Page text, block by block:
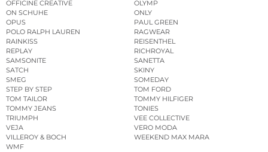
OFFICINE CREATIVE
OLYMP
ON SCHUHE
ONLY
OPUS
PAUL GREEN
POLO RALPH LAUREN
RAGWEAR
RAINKISS
REISENTHEL
REPLAY
RICHROYAL
SAMSONITE
SANETTA
SATCH
SKINY
SMEG
SOMEDAY
STEP BY STEP
TOM FORD
TOM TAILOR
TOMMY HILFIGER
TOMMY JEANS
TONIES
TRIUMPH
VEE COLLECTIVE
VEJA
VERO MODA
VILLEROY & BOCH
WEEKEND MAX MARA
WMF